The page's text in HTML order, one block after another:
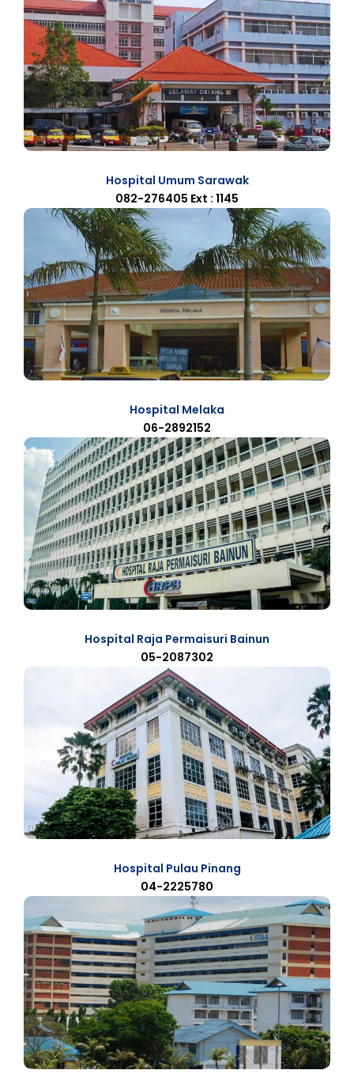
Hospital Umum Sarawak
082-276405 Ext : 1145
Hospital Melaka
06-2892152
Hospital Raja Permaisuri Bainun
05-2087302
Hospital Pulau Pinang
04-2225780